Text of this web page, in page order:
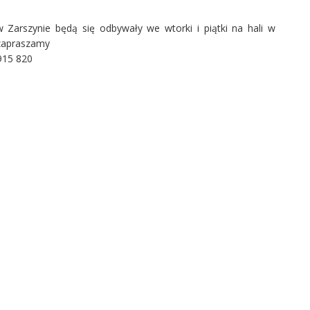
będą się odbywały we wtorki i piątki na hali w
820